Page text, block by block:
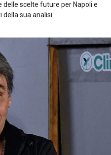
scelte future per Napoli e
sua analisi.